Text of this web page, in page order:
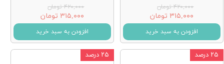
۴۲۰,۰۰۰ تومان
۳۱۵,۰۰۰ تومان
افزودن به سبد خرید
۴۲۰,۰۰۰ تومان
۳۱۵,۰۰۰ تومان
افزودن به سبد خرید
۲۵ درصد ۲۵ درصد